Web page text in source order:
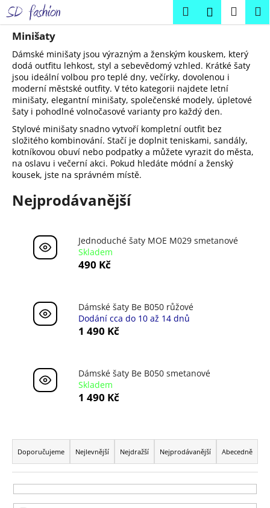
Přejít
na
obsah
HledatPřihlášení
Minišaty
Dámské minišaty jsou výrazným a ženským kouskem, který
dodá outfitu lehkost, styl a sebevědomý vzhled. Krátké šaty
jsou ideální volbou pro teplé dny, večírky, dovolenou i
moderní městské outfity. V této kategorii najdete letní
minišaty, elegantní minišaty, společenské modely, úpletové
šaty i pohodlné volnočasové varianty pro každý den.
Stylové minišaty snadno vytvoří kompletní outfit bez
složitého kombinování. Stačí je doplnit teniskami, sandály,
kotníkovou obuví nebo podpatky a můžete vyrazit do města,
na oslavu i večerní akci. Pokud hledáte módní a ženský
kousek, jste na správném místě.
Nejprodávanější
Jednoduché šaty MOE M029 smetanové
Skladem
490 Kč
Dámské šaty Be B050 růžové
Dodání cca do 10 až 14 dnů
1 490 Kč
Dámské šaty Be B050 smetanové
Skladem
1 490 Kč
Ř
a
z
e
n
Doporučujeme Nejlevnější Nejdražší Nejprodávanější Abecedně
K
o Zpět
Zpět
C
o
p
o
t
ř
e
b
u
j
D
o
p
o